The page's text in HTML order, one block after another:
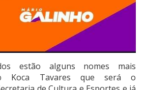
estão alguns nomes mais
Koca Tavares que será o